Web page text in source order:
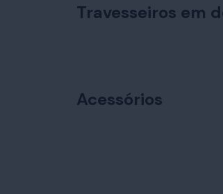
Travesseiros em
Acessórios